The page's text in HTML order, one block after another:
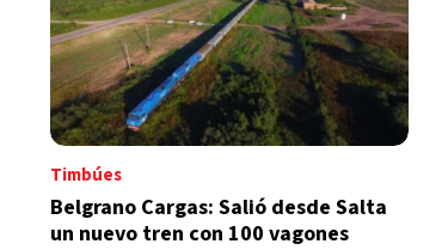
Timbúes
Belgrano Cargas: Salió desde Salta
un nuevo tren con 100 vagones